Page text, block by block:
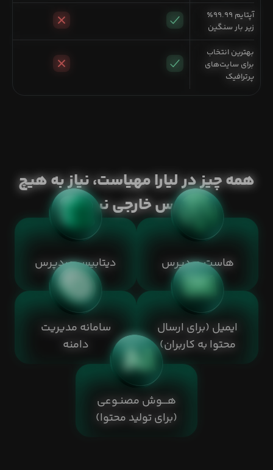
آپتایم ۹۹.۹۹٪
زیر بار سنگین
بهترین انتخاب
برای سایت‌های
پرترافیک
همه چیز در لیارا مهیاست، نیاز به هیچ
سرویس خارجی نیست!
هاست وردپرس دیتابیس وردپرس
ایمیل (برای ارسال
محتوا به کاربران)
سامانه مدیریت
دامنه
هـــوش مصنـوعی
(برای تولید محتوا)